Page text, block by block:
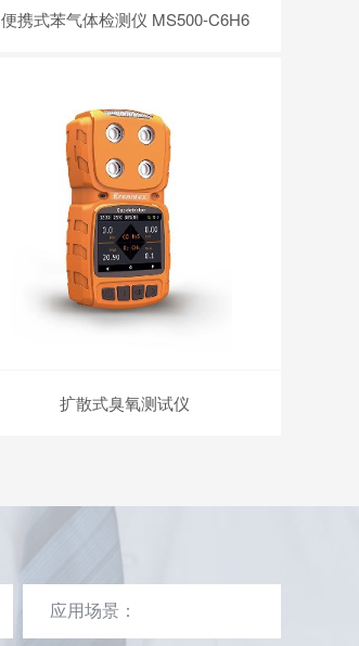
便携式苯气体检测仪 MS500-C6H6
扩散式臭氧测试仪